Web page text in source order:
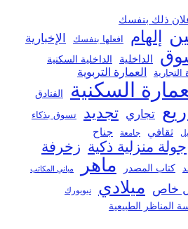
ذلك بنفسك
إلهام افعلها بنفسك الإخبارية
الداخلية الداخلية السكنية
التجارية العمارة التربوية
السكنية الفنادق
تجاري تجديد تسوق بذكاء
ثقافي جامعة جناح
جولة منزلية ذكية زخرفة
كتاب المصدر ماهر مباني المكاتب
خاص ميلادي نيويورك
المناظر الطبيعية